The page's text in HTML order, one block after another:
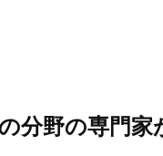
分野の専門家